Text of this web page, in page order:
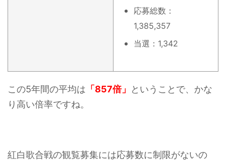
応募総数：
1,385,357
当選：1,342
この5年間の平均は 「857倍」
ということで、かな
り高い倍率ですね。
紅白歌合戦の観覧募集には応募数に制限がないの